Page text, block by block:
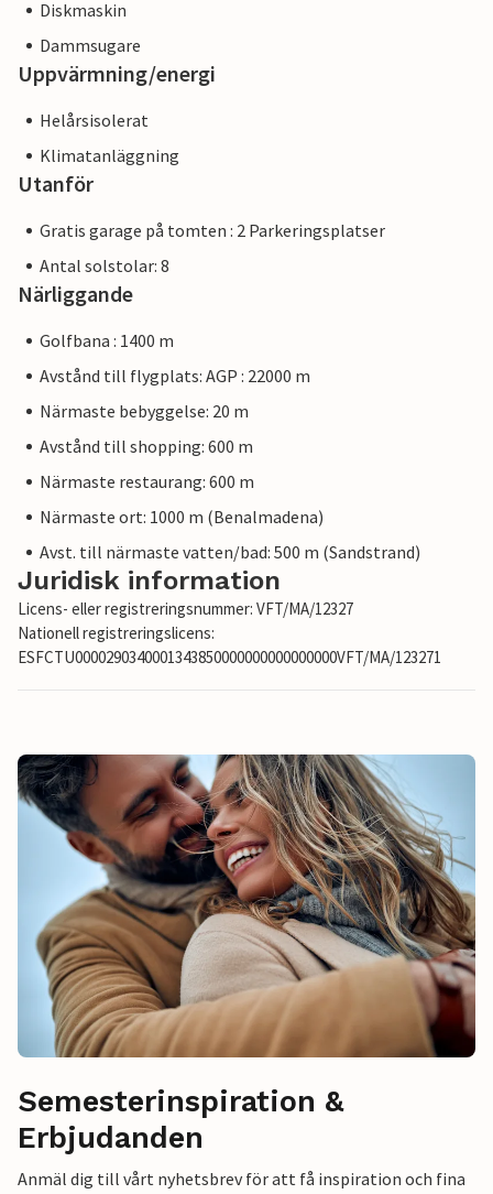
Diskmaskin
Dammsugare
Uppvärmning/energi
Helårsisolerat
Klimatanläggning
Utanför
Gratis garage på tomten : 2 Parkeringsplatser
Antal solstolar: 8
Närliggande
Golfbana : 1400 m
Avstånd till flygplats: AGP : 22000 m
Närmaste bebyggelse: 20 m
Avstånd till shopping: 600 m
Närmaste restaurang: 600 m
Närmaste ort: 1000 m (Benalmadena)
Avst. till närmaste vatten/bad: 500 m (Sandstrand)
Juridisk information
Licens- eller registreringsnummer: VFT/MA/12327
Nationell registreringslicens:
ESFCTU0000290340001343850000000000000000VFT/MA/123271
Semesterinspiration &
Erbjudanden
Anmäl dig till vårt nyhetsbrev för att få inspiration och fina